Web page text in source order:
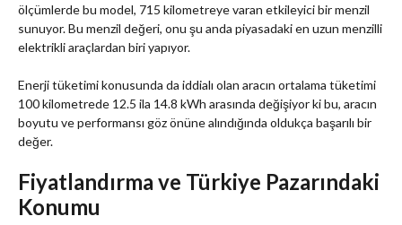
ölçümlerde bu model, 715 kilometreye varan etkileyici bir menzil
sunuyor. Bu menzil değeri, onu şu anda piyasadaki en uzun menzilli
elektrikli araçlardan biri yapıyor.
Enerji tüketimi konusunda da iddialı olan aracın ortalama tüketimi
100 kilometrede 12.5 ila 14.8 kWh arasında değişiyor ki bu, aracın
boyutu ve performansı göz önüne alındığında oldukça başarılı bir
değer.
Fiyatlandırma ve Türkiye Pazarındaki
Konumu